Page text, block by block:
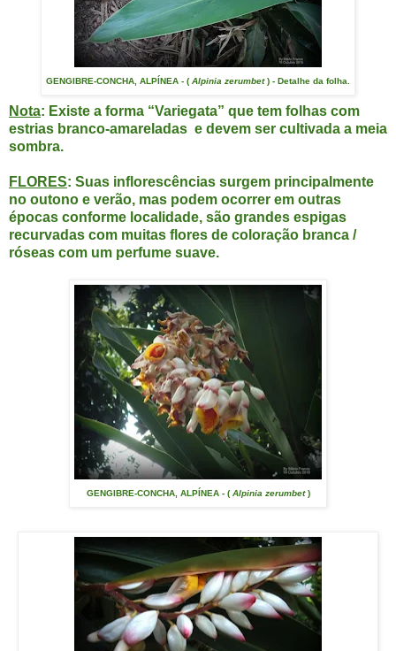
GENGIBRE-CONCHA, ALPÍNEA - ( Alpinia zerumbet) - Detalhe da folha.
Nota: Existe a forma “Variegata” que tem folhas com
estrias branco-amareladas e devem ser cultivada a meia
sombra.
FLORES: Suas inflorescências surgem principalmente
no outono e verão, mas podem ocorrer em outras
épocas conforme localidade, são grandes espigas
recurvadas com muitas flores de coloração branca /
róseas com um perfume suave.
GENGIBRE-CONCHA, ALPÍNEA - (Alpinia zerumbet)